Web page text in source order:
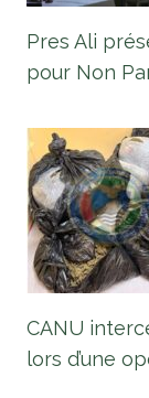
Pres Ali
pour Non
CANU
lors d’une